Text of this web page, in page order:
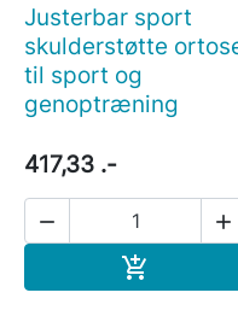
Justerbar sport
skulderstøtte
til sport og
genoptræning
417,33 .-
 
 Læg i